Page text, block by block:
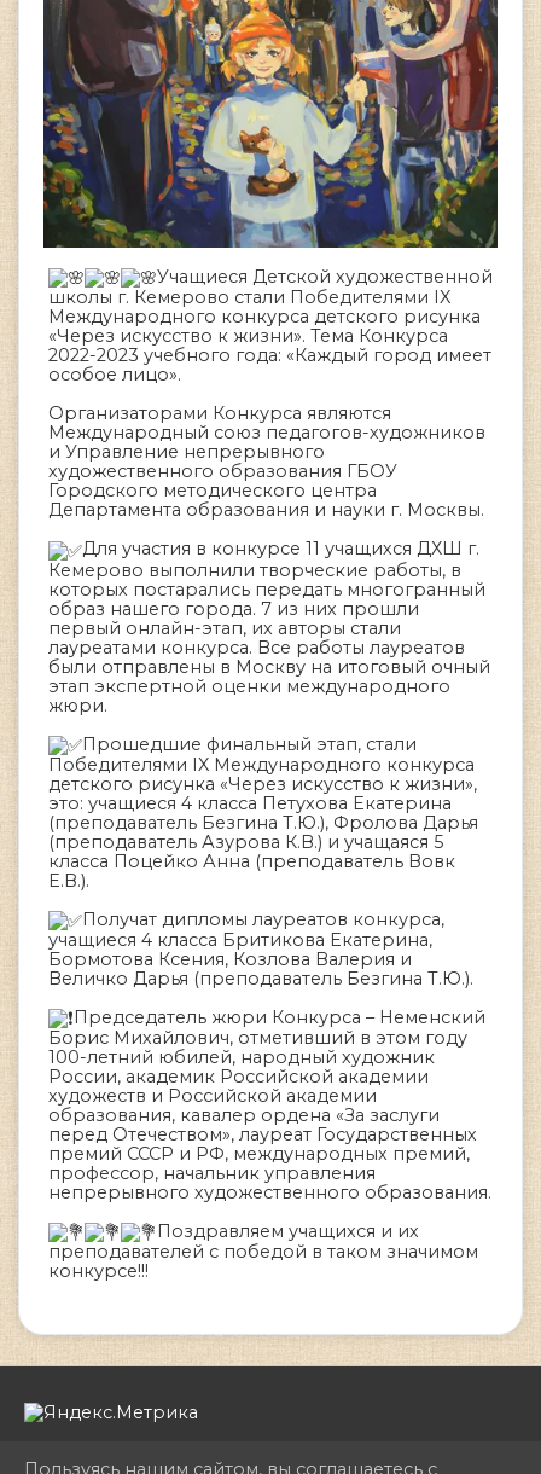
Учащиеся Детской художественной
школы г. Кемерово стали Победителями IX
Международного конкурса детского рисунка
«Через искусство к жизни». Тема Конкурса
2022-2023 учебного года: «Каждый город имеет
особое лицо».
Организаторами Конкурса являются
Международный союз педагогов-художников
и Управление непрерывного
художественного образования ГБОУ
Городского методического центра
Департамента образования и науки г. Москвы.
Для участия в конкурсе 11 учащихся ДХШ г.
Кемерово выполнили творческие работы, в
которых постарались передать многогранный
образ нашего города. 7 из них прошли
первый онлайн-этап, их авторы стали
лауреатами конкурса. Все работы лауреатов
были отправлены в Москву на итоговый очный
этап экспертной оценки международного
жюри.
Прошедшие финальный этап, стали
Победителями IX Международного конкурса
детского рисунка «Через искусство к жизни»,
это: учащиеся 4 класса Петухова Екатерина
(преподаватель Безгина Т.Ю.), Фролова Дарья
(преподаватель Азурова К.В.) и учащаяся 5
класса Поцейко Анна (преподаватель Вовк
Е.В.).
Получат дипломы лауреатов конкурса,
учащиеся 4 класса Бритикова Екатерина,
Бормотова Ксения, Козлова Валерия и
Величко Дарья (преподаватель Безгина Т.Ю.).
Председатель жюри Конкурса – Неменский
Борис Михайлович, отметивший в этом году
100-летний юбилей, народный художник
России, академик Российской академии
художеств и Российской академии
образования, кавалер ордена «За заслуги
перед Отечеством», лауреат Государственных
премий СССР и РФ, международных премий,
профессор, начальник управления
непрерывного художественного образования.
Поздравляем учащихся и их
преподавателей с победой в таком значимом
конкурсе!!!
Пользуясь нашим сайтом, вы соглашаетесь с